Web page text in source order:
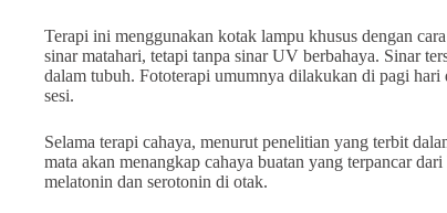
Terapi ini menggunakan kotak lampu khusus dengan
sinar matahari, tetapi tanpa sinar UV berbahaya. Sinar
dalam tubuh. Fototerapi umumnya dilakukan di pagi
sesi.
Selama terapi cahaya, menurut penelitian yang terbit
mata akan menangkap cahaya buatan yang terpancar
melatonin dan serotonin di otak.